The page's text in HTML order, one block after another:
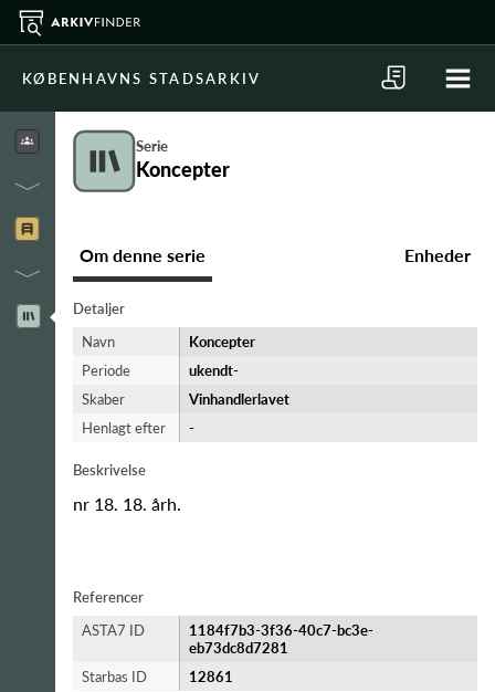
KØBENHAVNS STADSARKIV
Serie
Koncepter
Om denne serie Enheder
Detaljer
Navn
Koncepter
Periode
ukendt-​
Skaber
Vinhandlerlavet
Henlagt efter
-
Beskrivelse
nr 18. 18. årh.
Referencer
ASTA7 ID
1184f7b3-3f36-40c7-bc3e-
eb73dc8d7281
Starbas ID
12861